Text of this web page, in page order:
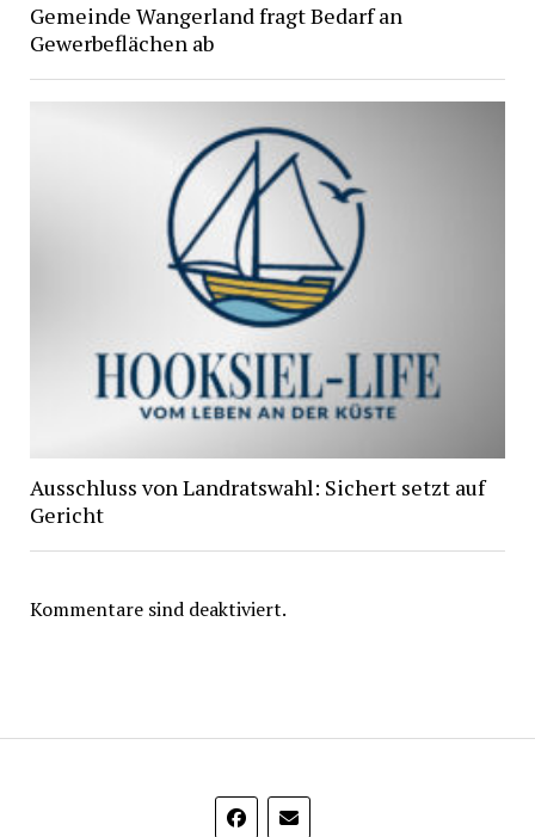
Gemeinde Wangerland fragt Bedarf an
Gewerbeflächen ab
Ausschluss von Landratswahl: Sichert setzt auf
Gericht
Kommentare sind deaktiviert.